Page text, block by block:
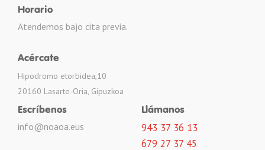
Horario
Atendemos bajo cita previa.
Acércate
Hipodromo etorbidea,10
20160 Lasarte-Oria, Gipuzkoa
Escríbenos
info@noaoa.eus
Llámanos
943 37 36 13
679 27 37 45